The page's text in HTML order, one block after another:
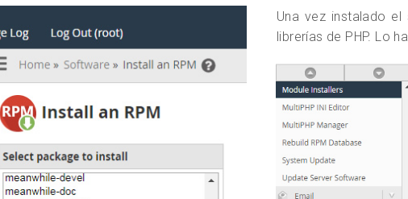
Una vez instalado
librerías de PHP. Lo